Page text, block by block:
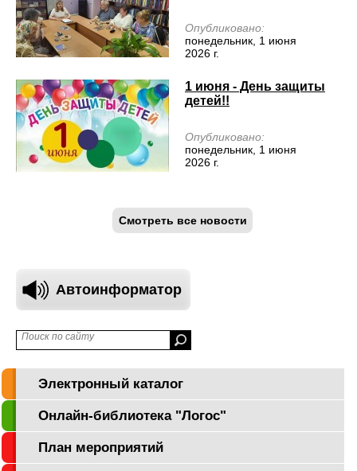
Опубликовано:
понедельник, 1 июня
2026 г.
1 июня - День защиты
детей!!
Опубликовано:
понедельник, 1 июня
2026 г.
Смотреть все новости
Автоинформатор
Электронный каталог
Онлайн-библиотека "Логос"
План мероприятий